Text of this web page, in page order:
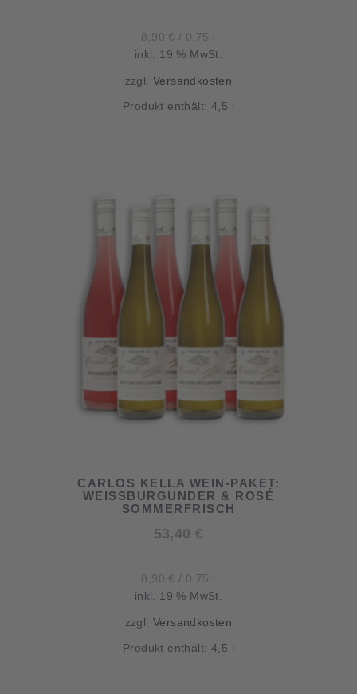
8,90 € / 0.75
inkl. 19 % MwSt.
zzgl.Versandkosten
Produkt enthält: 4,5
CARLOS KELLA WEIN-PAKET:
WEISSBURGUNDER & ROSÉ
SOMMERFRISCH
53,40 €
8,90 € / 0.75
inkl. 19 % MwSt.
zzgl.Versandkosten
Produkt enthält: 4,5